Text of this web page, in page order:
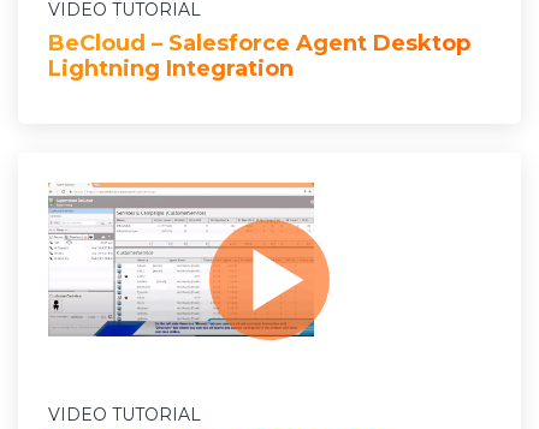
VIDEO TUTORIAL
BeCloud – Salesforce Agent Desktop
Lightning Integration
VIDEO TUTORIAL